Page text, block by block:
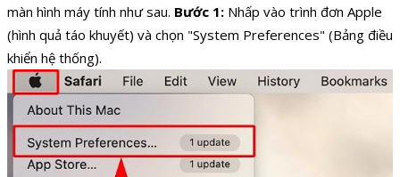
màn hình máy tính như sau. Bước 1: Nhấp vào trình đơn Apple
(hình quả táo khuyết) và chọn "System Preferences" (Bảng điều
khiển hệ thống).